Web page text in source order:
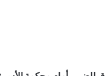
الدين